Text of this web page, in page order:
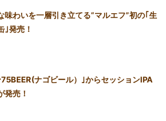
味わいを一層引き立てる“マルエフ”初の｢生
｣発売！
ナゴビール）｣からセッションIPA
発売！